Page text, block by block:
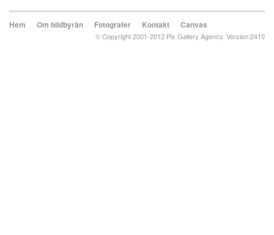
Hem Om bildbyrån Fotografer Kontakt Canvas
© Copyright 2001-2012 Pix Gallery Agency. Version:2410